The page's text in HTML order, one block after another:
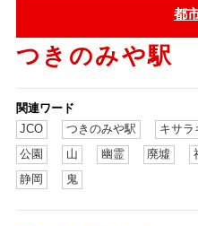
都
つきのみや駅
関連ワード
JCO
つきのみや駅 キサラ
公園
山 幽霊 廃墟
静岡
鬼